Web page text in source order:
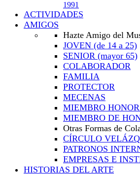
1991
ACTIVIDADES
AMIGOS
Hazte Amigo del
JOVEN (de 14 a 25)
SENIOR (mayor 65)
COLABORADOR
FAMILIA
PROTECTOR
MECENAS
MIEMBRO
MIEMBRO DE
Otras Formas de
CÍRCULO
PATRONOS
EMPRESAS E
HISTORIAS DEL ARTE